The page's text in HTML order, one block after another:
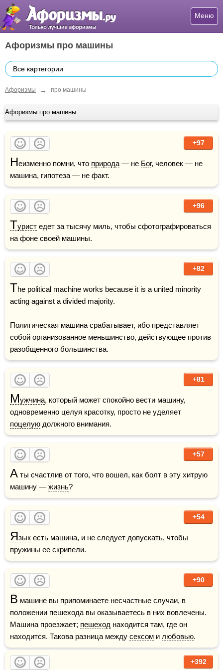
Меню
Афоризмы про машины
Все картегории
Афоризмы → про машины
Афоризмы про машины
+97
Неизменно помни, что природа — не Бог, человек — не
машина, гипотеза — не факт.
+96
Турист едет за тысячу миль, чтобы сфотографироваться
на фоне своей машины.
+82
The political machine works because it is a united minority
acting against a divided majority.
Политическая машина срабатывает, ибо представляет
собой организованное меньшинство, действующее против
разобщенного большинства.
+81
Мужчина, который может спокойно вести машину,
поцелую должного внимания.
+57
А ты счастлив от того, что вошел, как болт в эту хитрую
машину — жизнь?
+54
Язык есть машина, и не следует допускать, чтобы
пружины ее скрипели.
+90
В машине вы припоминаете несчастные случаи, в
положении пешехода вы оказываетесь в них вовлечены.
Машина проезжает; пешеход находится там, где он
находится. Такова разница между сексом и любовью.
+392